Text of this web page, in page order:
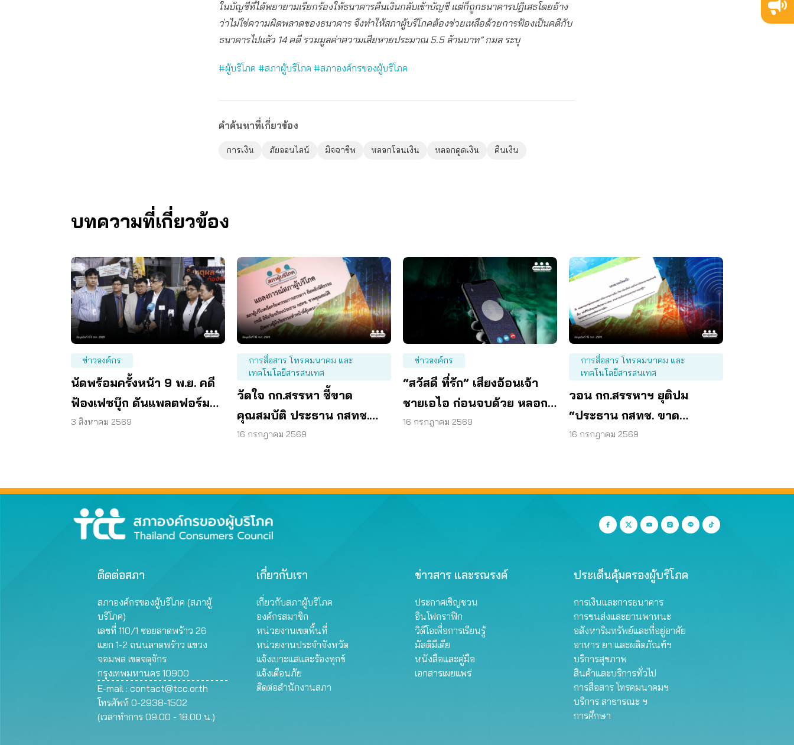
ในบัญชีที่ได้พยายามเรียกร้องให้ธนาคารคืนเงินกลับเข้าบัญชี แต่ก็ถูกธนาคารปฏิเสธโดยอ้าง
ว่าไม่ใช่ความผิดพลาดของธนาคาร จึงทำให้สภาผู้บริโภคต้องช่วยเหลือด้วยการฟ้องเป็นคดีกับ
ธนาคารไปแล้ว 14 คดี รวมมูลค่าความเสียหายประมาณ 5.5 ล้านบาท” กมล ระบุ
#ผู้บริโภค #สภาผู้บริโภค #สภาองค์กรของผู้บริโภค
คำค้นหาที่เกี่ยวข้อง
การเงิน ภัยออนไลน์ มิจฉาชีพ หลอกโอนเงิน หลอกดูดเงิน คืนเงิน
บทความที่เกี่ยวข้อง
ข่าวองค์กร
นัดพร้อมครั้งหน้า 9 พ.ย. คดี
ฟ้องเฟซบุ๊ก ดันแพลตฟอร์ม
ร่วมรับผิด
3 สิงหาคม 2569
การสื่อสาร โทรคมนาคม และ
เทคโนโลยีสารสนเทศ
วัดใจ กก.สรรหา ชี้ขาด
คุณสมบัติ ประธาน กสทช.
เปิดทางคนที่ดีกว่า มาทำ
16 กรกฎาคม 2569
ข่าวองค์กร
“สวัสดี ที่รัก” เสียงอ้อนเจ้า
ชายเอไอ ก่อนจบด้วย หลอก
โอนเงิน
16 กรกฎาคม 2569
การสื่อสาร โทรคมนาคม และ
เทคโนโลยีสารสนเทศ
วอน กก.สรรหาฯ ยุติปม
“ประธาน กสทช. ขาด
คุณสมบัติ” ทำผู้บริโภคจม
16 กรกฎาคม 2569
ติดต่อสภา
สภาองค์กรของผู้บริโภค (สภาผู้
บริโภค)
เลขที่ 110/1 ซอยลาดพร้าว 26
แยก 1-2 ถนนลาดพร้าว แขวง
จอมพล เขตจตุจักร
กรุงเทพมหานคร 10900
E-mail : contact@tcc.or.th
โทรศัพท์ 0-2938-1502
(เวลาทำการ 09.00 - 18.00 น.)
เกี่ยวกับเรา
เกี่ยวกับสภาผู้บริโภค
องค์กรสมาชิก
หน่วยงานเขตพื้นที่
หน่วยงานประจำจังหวัด
แจ้งเบาะแสและร้องทุกข์
แจ้งเตือนภัย
ติดต่อสำนักงานสภา
ข่าวสาร และรณรงค์
ประกาศเชิญชวน
อินโฟกราฟิก
วิดีโอเพื่อการเรียนรู้
มัลติมีเดีย
หนังสือและคู่มือ
เอกสารเผยแพร่
ประเด็นคุ้มครองผู้บริโภค
การเงินและการธนาคาร
การขนส่งและยานพาหนะ
อสังหาริมทรัพย์และที่อยู่อาศัย
อาหาร ยา และผลิตภัณฑ์ฯ
บริการสุขภาพ
สินค้าและบริการทั่วไป
การสื่อสาร โทรคมนาคมฯ
บริการ สาธารณะ ฯ
การศึกษา